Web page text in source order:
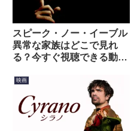
スピーク・ノー・イーブル
異常な家族はどこで見れ
る？今すぐ視聴できる動画
映画